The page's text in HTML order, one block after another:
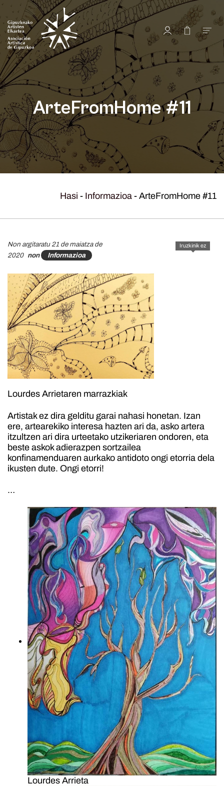
ArteFromHome #11
Hasi - Informazioa - ArteFromHome #11
Iruzkinik ez
Non argitaratu 21 de maiatza de
2020 non Informazioa
Lourdes Arrietaren marrazkiak
Artistak ez dira gelditu garai nahasi honetan. Izan
ere, artearekiko interesa hazten ari da, asko artera
itzultzen ari dira urteetako utzikeriaren ondoren, eta
beste askok adierazpen sortzailea
konfinamenduaren aurkako antidoto ongi etorria dela
ikusten dute. Ongi etorri!
…
Lourdes Arrieta